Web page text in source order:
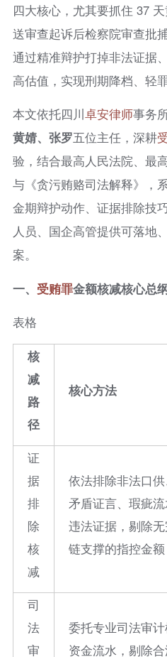
四大核心，尤其要抓住 37
送审查起诉后检察院审查批
通过精准辩护打掉非法证据
高估值，实现刑期降档、轻
本文依托四川卓安律师事务
黄婧、张罗五位主任，深耕
验，结合最高人民法院、最
与《贪污贿赂司法解释》，
金期辩护动作、证据排除技
人员、国企高管提供可落地
案。
一、 受贿罪金额核减核心总
表格
核
减
路
径
核心方法
证
据
排
除
核
减
依法排除非法口供
矛盾证言、瑕疵
违法证据，剔除
链支撑的指控金额
司
法
审
委托专业司法审
资金流水，剔除合